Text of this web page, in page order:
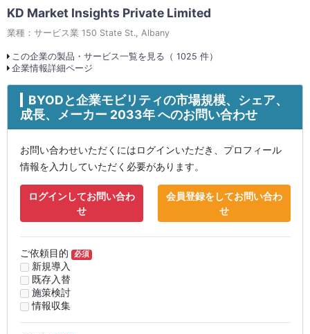
KD Market Insights Private Limited
業種：サービス業 150 State St., Albany
この企業の製品・サービス一覧を見る（ 1025 件）
企業情報詳細ページ
BYODと企業モビリティの市場規模、シェア、
成長、メーカー 2033年 へのお問い合わせ
お問い合わせいただくにはログインいただき、プロフィール
情報を入力していただく必要があります。
ログインしてお問い合わ
せ
会員登録をしてお問い合わ
せ
ご依頼目的 必須
新規導入
既存入替
施策検討
情報収集